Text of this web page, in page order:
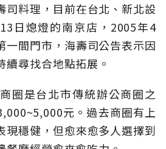
司料理，目前在台北、新北設
日熄燈的南京店，2005年4
一間門市，海壽司公告表示因
尋找合地點拓展。
圈是台北市傳統辦公商圈之
元。過去商圈有上
現穩健，但愈來愈多人選擇到